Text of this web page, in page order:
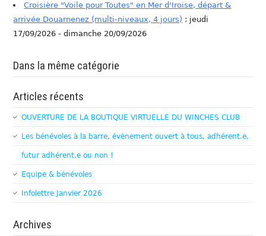
Croisière "Voile pour Toutes" en Mer d'Iroise, départ &
arrivée Douarnenez (multi-niveaux, 4 jours) : jeudi
17/09/2026 - dimanche 20/09/2026
Dans la même catégorie
Articles récents
OUVERTURE DE LA BOUTIQUE VIRTUELLE DU WINCHES CLUB
Les bénévoles à la barre, évènement ouvert à tous, adhérent.e,
futur adhérent.e ou non !
Equipe & bénévoles
Infolettre Janvier 2026
Archives